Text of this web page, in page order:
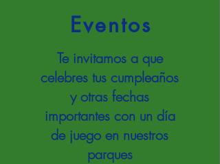
Eventos
Te invitamos a que
celebres tus cumpleaños
y otras fechas
importantes con un día
de juego en nuestros
parques